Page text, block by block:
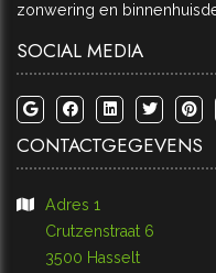
zonwering en
SOCIAL MEDIA
CONTACTGEGEVENS
Adres 1
​​​​​​​Crutzenstraat 6
​​​​​​​3500 Hasselt